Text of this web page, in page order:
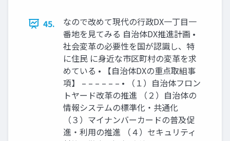
45.
なので改めて現代の行政DX一丁目一
番地を見てみる 自治体DX推進計画 •
社会変革の必要性を国が認識し、特
に住民 に身近な市区町村の変革を求
めている • 【自治体DXの重点取組事
項】 – – – – – – • （１）自治体フロン
トヤード改革の推進 （２）自治体の
情報システムの標準化・共通化
（３）マイナンバーカードの普及促
進・利用の推進 （４）セキュリティ